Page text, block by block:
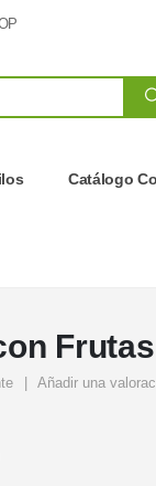
Catálogo
Añadir una